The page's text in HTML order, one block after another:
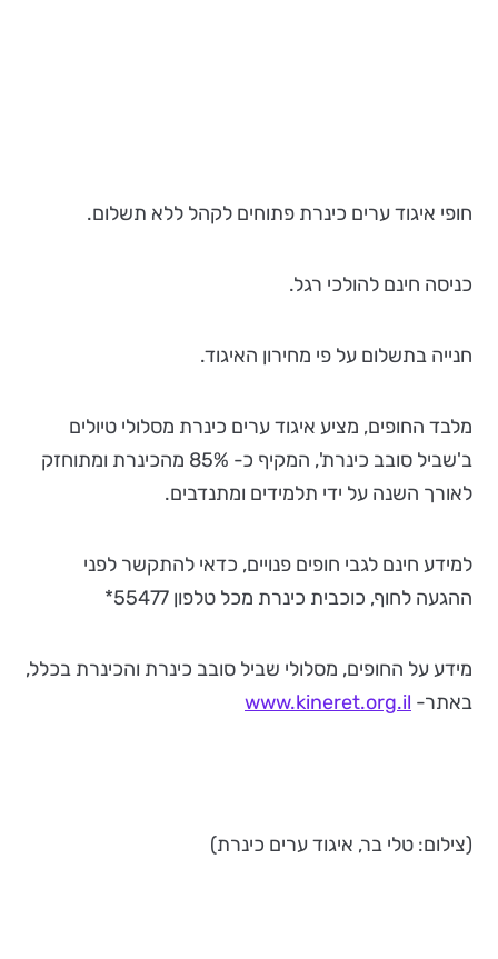
חופי איגוד ערים כינרת פתוחים לקהל ללא תשלום.
כניסה חינם להולכי רגל.
חנייה בתשלום על פי מחירון האיגוד.
מלבד החופים, מציע איגוד ערים כינרת מסלולי טיולים
ב'שביל סובב כינרת', המקיף כ- 85% מהכינרת ומתוחזק
לאורך השנה על ידי תלמידים ומתנדבים.
למידע חינם לגבי חופים פנויים, כדאי להתקשר לפני
ההגעה לחוף, כוכבית כינרת מכל טלפון 55477*
מידע על החופים, מסלולי שביל סובב כינרת והכינרת בכלל,
באתר- www.kineret.org.il
(צילום: טלי בר, איגוד ערים כינרת)